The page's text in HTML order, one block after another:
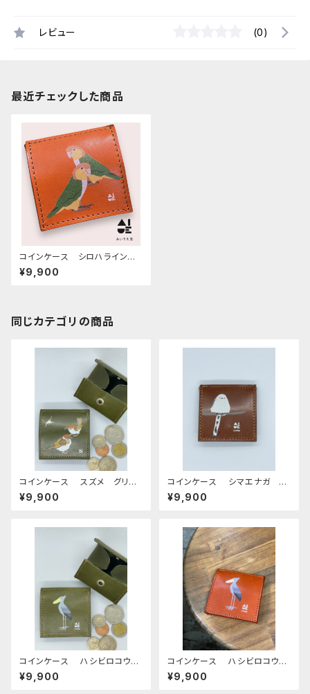
レビュー (0)
最近チェックした商品
コインケース シロハライン
コ 2羽 キャメル チェック
栃木レザー
¥9,900
同じカテゴリの商品
コインケース スズメ グリー
ン 栃木レザー 雀 すずめ
¥9,900
コインケース シマエナガ ブ
ラウン 栃木レザー
¥9,900
コインケース ハシビロコウ
グリーン Green 栃木レザ
ー はしびろこう
¥9,900
コインケース ハシビロコウ
レッドブラウン 栃木レザー
¥9,900